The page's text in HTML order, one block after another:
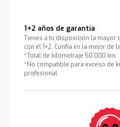
1+2 años de garantía
Tienes a tu disposición la mayor
con el 1+2. Confía en la mejor de
*Total de kilometraje 50.000 km
*No compatible para exceso de
profesional